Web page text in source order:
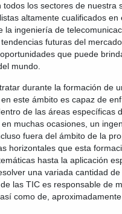
los sectores de nuestra
altamente cualificados en
la ingeniería de
futuras del
que puede
mundo.
durante la formación de
este ámbito es capaz de
de las áreas específicas
muchas ocasiones, un
fuera del ámbito de la
horizontales que esta
hasta la aplicación
una variada cantidad
las TIC es responsable de
como de,